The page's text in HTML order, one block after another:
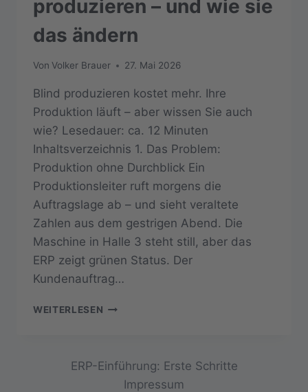
produzieren – und wie sie
das ändern
Von Volker Brauer 27. Mai 2026
Blind produzieren kostet mehr. Ihre
Produktion läuft – aber wissen Sie auch
wie? Lesedauer: ca. 12 Minuten
Inhaltsverzeichnis 1. Das Problem:
Produktion ohne Durchblick Ein
Produktionsleiter ruft morgens die
Auftragslage ab – und sieht veraltete
Zahlen aus dem gestrigen Abend. Die
Maschine in Halle 3 steht still, aber das
ERP zeigt grünen Status. Der
Kundenauftrag…
WEITERLESEN WARUM
BLIND
PRODUZIEREN
ERP-Einführung: Erste Schritte
Impressum